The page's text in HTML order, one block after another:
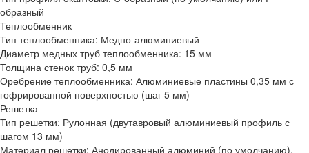
образный
Теплообменник
Тип теплообменника: Медно-алюминиевый
Диаметр медных труб теплообменника: 15 мм
Толщина стенок труб: 0,5 мм
Оребрение теплообменника: Алюминиевые пластины 0,35 мм с
гофрированной поверхностью (шаг 5 мм)
Решетка
Тип решетки: Рулонная (двутавровый алюминиевый профиль с
шагом 13 мм)
Материал решетки: Анодированный алюминий (по умолчанию),